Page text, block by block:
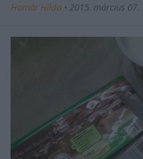
Homár Hilda • 2015. március 07.